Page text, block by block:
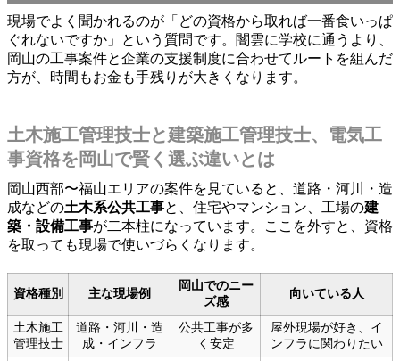
現場でよく聞かれるのが「どの資格から取れば一番食いっぱ
ぐれないですか」という質問です。闇雲に学校に通うより、
岡山の工事案件と企業の支援制度に合わせてルートを組んだ
方が、時間もお金も手残りが大きくなります。
土木施工管理技士と建築施工管理技士、電気工
事資格を岡山で賢く選ぶ違いとは
岡山西部〜福山エリアの案件を見ていると、道路・河川・造
成などの土木系公共工事と、住宅やマンション、工場の建
築・設備工事が二本柱になっています。ここを外すと、資格
を取っても現場で使いづらくなります。
資格種別 主な現場例
岡山でのニー
ズ感
向いている人
土木施工
管理技士
道路・河川・造
成・インフラ
公共工事が多
く安定
屋外現場が好き、イ
ンフラに関わりたい